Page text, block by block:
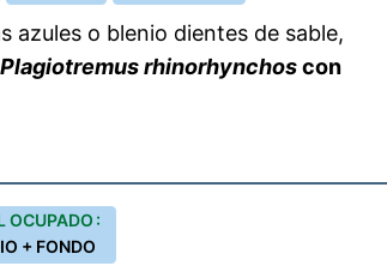
azules o blenio dientes de sable,
Plagiotremus rhinorhynchoscon
OCUPADO :
+ FONDO